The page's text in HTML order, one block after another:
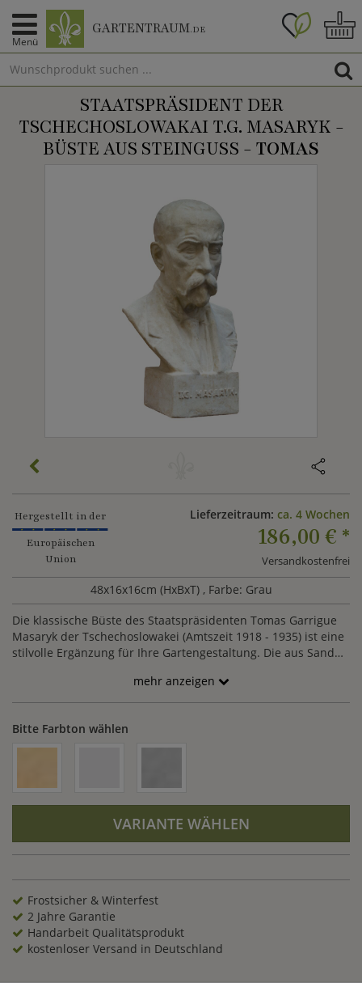
Menü
GARTENTRAUM.DE
STAATSPRÄSIDENT DER
TSCHECHOSLOWAKAI T.G. MASARYK -
BÜSTE AUS STEINGUSS - TOMAS
Hergestellt in der
Europäischen
Union
Lieferzeitraum: ca. 4 Wochen
186,00 € *
Versandkostenfrei
48x16x16cm (HxBxT) , Farbe: Grau
Die klassische Büste des Staatspräsidenten Tomas Garrigue
Masaryk der Tschechoslowakei (Amtszeit 1918 - 1935) ist eine
stilvolle Ergänzung für Ihre Gartengestaltung. Die aus Sand
mehr anzeigen
Bitte Farbton wählen
VARIANTE WÄHLEN
Frostsicher & Winterfest
2 Jahre Garantie
Handarbeit Qualitätsprodukt
kostenloser Versand in Deutschland